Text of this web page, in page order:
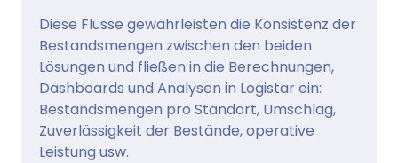
Diese Flüsse gewährleisten die Konsistenz der
Bestandsmengen zwischen den beiden
Lösungen und fließen in die Berechnungen,
Dashboards und Analysen in Logistar ein:
Bestandsmengen pro Standort, Umschlag,
Zuverlässigkeit der Bestände, operative
Leistung usw.